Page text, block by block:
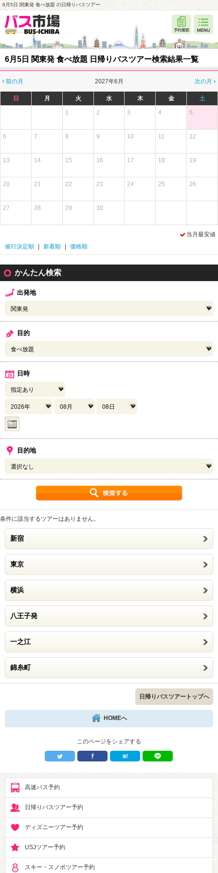
6月5日 関東発 食べ放題 の日帰りバスツアー
6月5日 関東発 食べ放題 日帰りバスツアー検索結果一覧
前の月 次の月
2027年6月
日 月 火 水 木 金 土
1 2 3 4 5
6 7 8 9 10 11 12
13 14 15 16 17 18 19
20 21 22 23 24 25 26
27 28 29 30
当月最安値
催行決定順
新着順 価格順
かんたん検索
出発地
目的
日時
目的地
条件に該当するツアーはありません。
新宿
東京
横浜
八王子発
一之江
錦糸町
日帰りバスツアートップへ
HOMEへ
このページをシェアする
高速バス予約
日帰りバスツアー予約
ディズニーツアー予約
USJツアー予約
スキー・スノボツアー予約